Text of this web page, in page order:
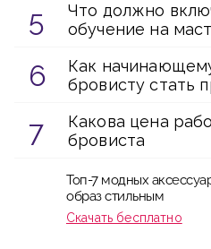
Что должно
обучение на
Как
бровисту стать
Какова цена
бровиста
Топ-7 модных
образ стильным
Скачать бесплатно